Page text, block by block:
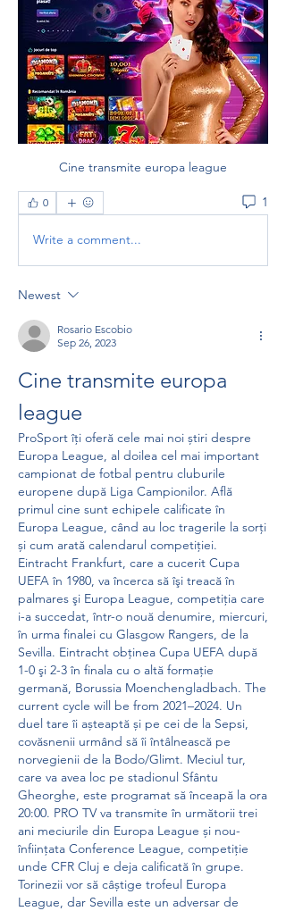
Cine transmite europa league
0 1
Write a comment...
Newest
Rosario Escobio
Sep 26, 2023
Cine transmite europa
league
ProSport îți oferă cele mai noi știri despre
Europa League, al doilea cel mai important
campionat de fotbal pentru cluburile
europene după Liga Campionilor. Află
primul cine sunt echipele calificate în
Europa League, când au loc tragerile la sorți
și cum arată calendarul competiției.
Eintracht Frankfurt, care a cucerit Cupa
UEFA în 1980, va încerca să îşi treacă în
palmares şi Europa League, competiţia care
i-a succedat, într-o nouă denumire, miercuri,
în urma finalei cu Glasgow Rangers, de la
Sevilla. Eintracht obţinea Cupa UEFA după
1-0 şi 2-3 în finala cu o altă formaţie
germană, Borussia Moenchengladbach. The
current cycle will be from 2021–2024. Un
duel tare îi așteaptă și pe cei de la Sepsi,
covăsnenii urmând să îi întâlnească pe
norvegienii de la Bodo/Glimt. Meciul tur,
care va avea loc pe stadionul Sfântu
Gheorghe, este programat să înceapă la ora
20:00. PRO TV va transmite în următorii trei
ani meciurile din Europa League și nou-
înființata Conference League, competiție
unde CFR Cluj e deja calificată în grupe.
Torinezii vor să câștige trofeul Europa
League, dar Sevilla este un adversar de